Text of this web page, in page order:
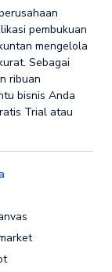
pembukuan
mengelola
Sebagai
ribuan
bisnis Anda
Trial atau